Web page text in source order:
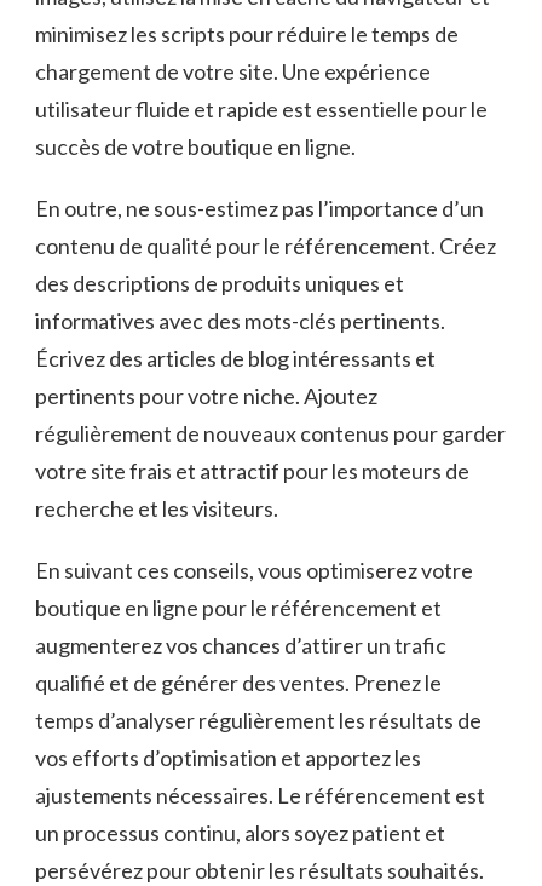
minimisez les scripts⁢ pour ⁣réduire le temps de
chargement⁢ de votre site.‍ Une ‍expérience
utilisateur fluide et rapide est essentielle pour‍ le
succès ⁤de ​votre boutique en ⁤ligne.
En outre, ne sous-estimez pas l’importance‍ d’un
contenu‍ de qualité ​pour le référencement. Créez
des descriptions de produits uniques‍ et
informatives‍ avec des mots-clés pertinents.
Écrivez des articles de ⁤blog intéressants​ et
pertinents⁣ pour votre niche. Ajoutez
régulièrement de nouveaux contenus pour garder
votre site ⁤frais et attractif pour les‍ moteurs​ de
recherche⁢ et les visiteurs.
En⁢ suivant‍ ces‌ conseils, ‌vous optimiserez votre
boutique en ligne ⁣pour le ‍référencement et
augmenterez vos chances d’attirer un trafic
‍qualifié et ‌de générer des ventes.⁢ Prenez ⁤le
temps d’analyser régulièrement les résultats de
vos efforts d’optimisation et apportez les
⁣ajustements nécessaires. Le‌ référencement ⁣est
un‍ processus ​continu, alors soyez patient et
persévérez ⁤pour obtenir les résultats souhaités.